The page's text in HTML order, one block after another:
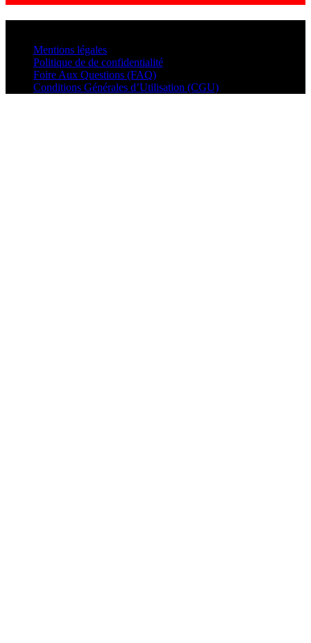
Mentions légales
Politique de de confidentialité
Foire Aux Questions (FAQ)
Conditions Générales d’Utilisation (CGU)